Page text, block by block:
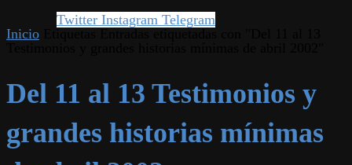
Twitter Instagram Telegram
Inicio
Del 11 al 13 Testimonios y
grandes historias mínimas